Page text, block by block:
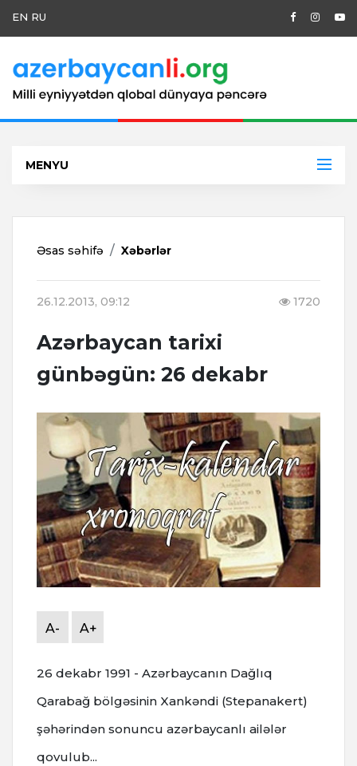
EN RU
MENYU
Əsas səhifə Xəbərlər
26.12.2013, 09:12 1720
Azərbaycan tarixi
günbəgün: 26 dekabr
A- A+
26 dekabr 1991 - Azərbaycanın Dağlıq
Qarabağ bölgəsinin Xankəndi (Stepanakert)
şəhərindən sonuncu azərbaycanlı ailələr
qovulub...